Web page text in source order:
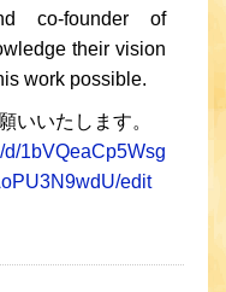
co-founder of
their vision
work possible.
いいたします。
d/1bVQeaCp5Wsg
edit